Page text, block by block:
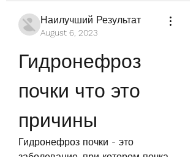
Наилучший Результат
August 6, 2023
Гидронефроз
почки что это
причины
Гидронефроз почки - это